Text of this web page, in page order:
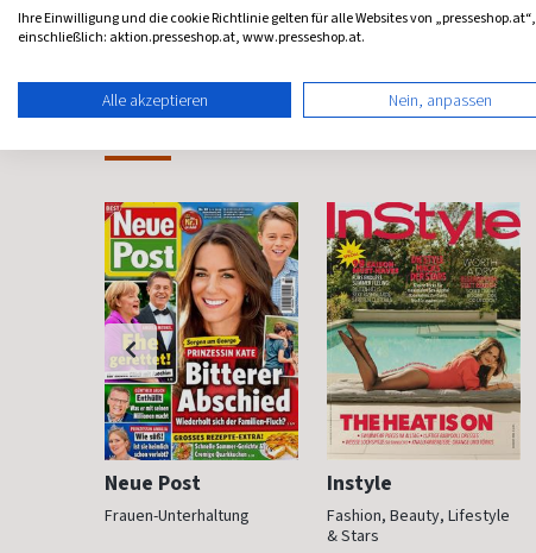
Neue Post
Frauen-Unterhaltung
Instyle
Fashion, Beauty, Lifestyle
& Stars
Ihre Einwilligung und die cookie Richtlinie gelten für alle Websites von „presseshop.at“,
einschließlich: aktion.presseshop.at, www.presseshop.at.
Alle akzeptieren Nein, anpassen